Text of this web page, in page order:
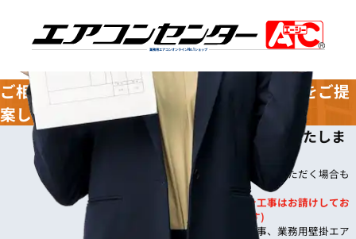
業務用エアコンオンラインNo.1ショップ
ご相談 無料 ！お客様に合わせた 最適プラン
をご提
案します
即日※
お見積りをご提出いたしま
※ご依頼の規模によりご案内までお時間いただく場合も
※一般住宅への壁掛ルームエアコン工事はお請けしてお
りません。(機器販売のみは可能です)
※事務所や店舗のルームエアコン工事、業務用壁掛エア